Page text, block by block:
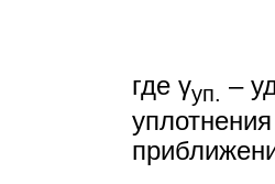
где γуп. –